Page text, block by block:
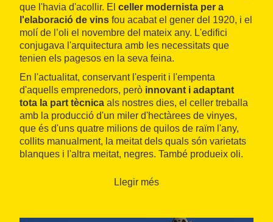
que l'havia d'acollir. El celler modernista per a
l'elaboració de vins fou acabat el gener del 1920, i el
molí de l’oli el novembre del mateix any. L'edifici
conjugava l'arquitectura amb les necessitats que
tenien els pagesos en la seva feina.
En l'actualitat, conservant l'esperit i l'empenta
d'aquells emprenedors, però innovant i adaptant
tota la part tècnica als nostres dies, el celler treballa
amb la producció d'un miler d'hectàrees de vinyes,
que és d'uns quatre milions de quilos de raïm l'any,
collits manualment, la meitat dels quals són varietats
blanques i l'altra meitat, negres. També produeix oli.
Llegir més